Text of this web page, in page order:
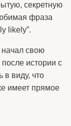
секретную
фраза
likely”.
начал свою
истории с
в виду, что
имеет прямое